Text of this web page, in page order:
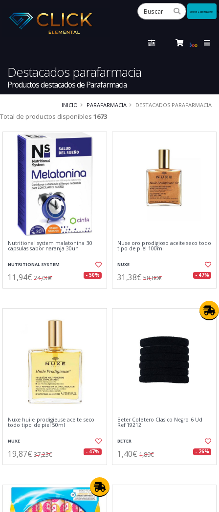
Destacados parafarmacia
Productos destacados de Parafarmacia
INICIO PARAFARMACIA DESTACADOS PARAFARMACIA
Total de productos disponibles 1673
Nutritional system malatonina 30
capsulas sabor naranja 30un
NUTRITIONAL SYSTEM
11,94€ 24,00€ - 50%
Nuxe oro prodigioso aceite seco todo
tipo de piel 100ml
NUXE
31,38€ 58,80€ - 47%
Nuxe huile prodigieuse aceite seco
todo tipo de piel 50ml
NUXE
19,87€ 37,23€ - 47%
Beter Coletero Clasico Negro 6 Ud
Ref 19212
BETER
1,40€ 1,89€ - 26%